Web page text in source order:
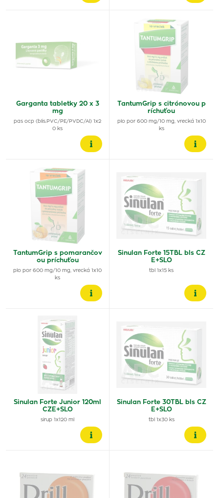
Garganta tabletky 20 x 3
mg
pas ocp (blis.PVC/PE/PVDC/Al) 1x2
0 ks
TantumGrip s citrónovou p
ríchuťou
plo por 600 mg/10 mg, vrecká 1x10
ks
TantumGrip s pomarančov
ou príchuťou
plo por 600 mg/10 mg, vrecká 1x10
ks
Sinulan Forte 15TBL bls CZ
E+SLO
tbl 1x15 ks
Sinulan Forte Junior 120ml
CZE+SLO
sirup 1x120 ml
Sinulan Forte 30TBL bls CZ
E+SLO
tbl 1x30 ks